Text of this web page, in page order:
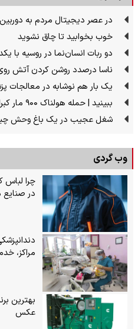
در عصر دیجیتال مردم به
خوب بخوابید تا چاق نشوید
دو ربات انسان‌نما در روسیه با
ناسا درصدد روشن کردن آتش
یک بار هم نوشابه در معالجات
ببینید | حمله هولناک ۹۰۰ مار کبرای قاتل به ساکنان مردم چین
شغل عجیب در یک باغ وحش
وب گردی
چرا لباس
در
مراکز،
بهترین
عکس